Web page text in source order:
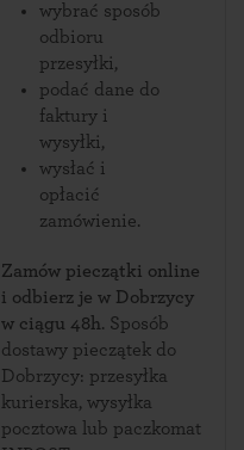
wybrać sposób
odbioru
przesyłki,
podać dane do
faktury i
wysyłki,
wysłać i
opłacić
zamówienie.
Zamów pieczątki online
i odbierz je w Dobrzycy
w ciągu 48h. Sposób
dostawy pieczątek do
Dobrzycy: przesyłka
kurierska, wysyłka
pocztowa lub paczkomat